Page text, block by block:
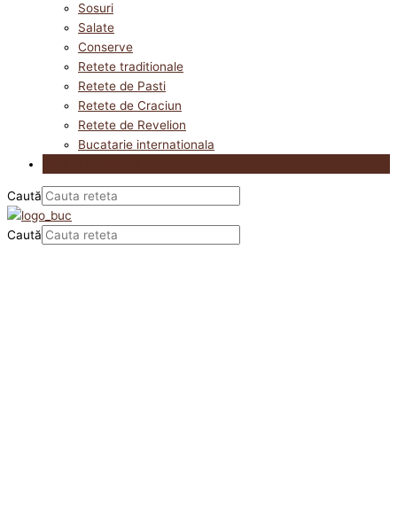
Sosuri
Salate
Conserve
Retete traditionale
Retete de Pasti
Retete de Craciun
Retete de Revelion
Bucatarie internationala
Caută
Caută